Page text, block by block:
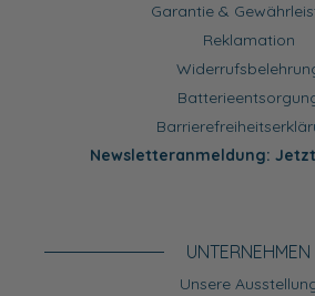
Garantie &
Reklamation
Newsletteranmeldung:
UNTERNEHMEN
Unsere